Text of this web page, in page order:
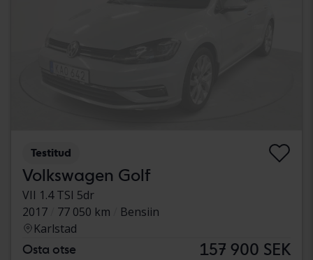
Testitud
Volkswagen Golf
VII 1.4 TSI 5dr
2017
77 050 km
Bensiin
Karlstad
Osta otse 157 900 SEK